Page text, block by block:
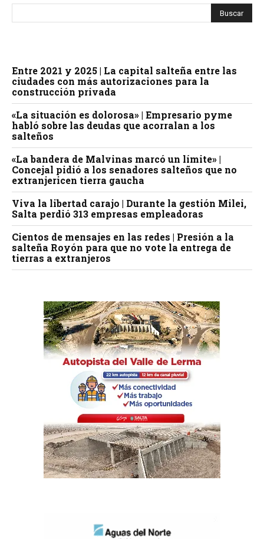
Entre 2021 y 2025 | La capital salteña entre las
ciudades con más autorizaciones para la
construcción privada
«La situación es dolorosa» | Empresario pyme
habló sobre las deudas que acorralan a los
salteños
«La bandera de Malvinas marcó un límite» |
Concejal pidió a los senadores salteños que no
extranjericen tierra gaucha
Viva la libertad carajo | Durante la gestión Milei,
Salta perdió 313 empresas empleadoras
Cientos de mensajes en las redes | Presión a la
salteña Royón para que no vote la entrega de
tierras a extranjeros